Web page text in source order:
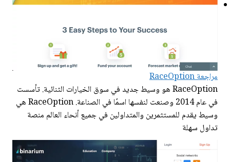
مراجعة RaceOption
RaceOption هو وسيط جديد في سوق الخيارات الثنائية. تأسست
في عام 2014 وصنعت لنفسها اسمًا في الصناعة. RaceOption هي
وسيط يقدم للمستثمرين والمتداولين في جميع أنحاء العالم منصة
تداول سهلة